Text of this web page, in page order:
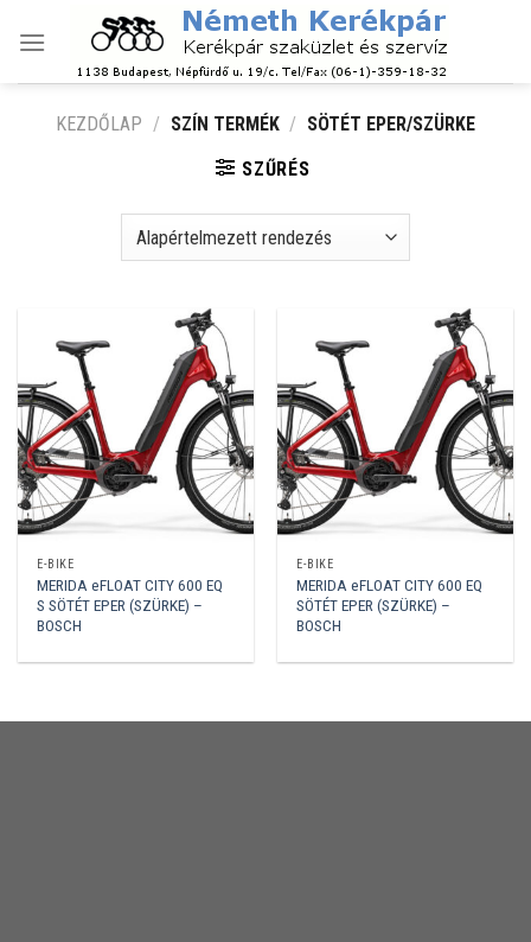
KEZDŐLAP / SZÍN TERMÉK / SÖTÉT EPER/SZÜRKE
SZŰRÉS
E-BIKE
MERIDA eFLOAT CITY 600 EQ
S SÖTÉT EPER (SZÜRKE) –
BOSCH
E-BIKE
MERIDA eFLOAT CITY 600 EQ
SÖTÉT EPER (SZÜRKE) –
BOSCH